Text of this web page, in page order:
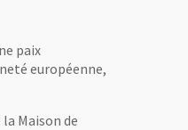
paix
européenne,
Maison de